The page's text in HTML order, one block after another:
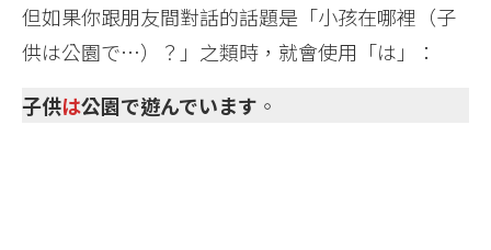
但如果你跟朋友間對話的話題是「小孩在哪裡（子
供は公園で…）？」之類時，就會使用「は」：
子供は公園で遊んでいます 。